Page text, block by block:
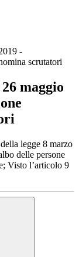
-
scrutatori
maggio
legge 8 marzo
delle persone
Visto l’articolo 9